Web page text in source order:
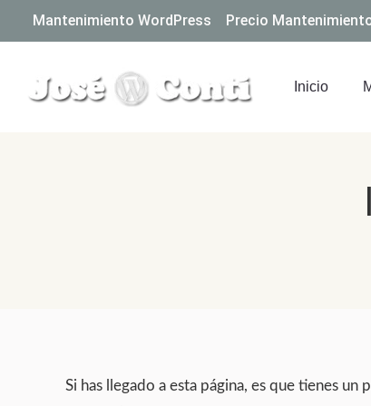
Mantenimiento WordPress Precio
Inicio
Si has llegado a esta página, es que tienes